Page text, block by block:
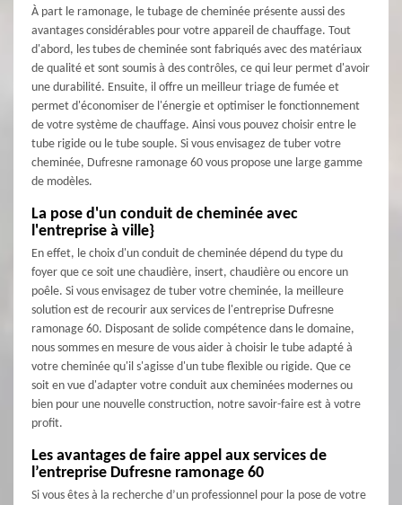
À part le ramonage, le tubage de cheminée présente aussi des
avantages considérables pour votre appareil de chauffage. Tout
d'abord, les tubes de cheminée sont fabriqués avec des matériaux
de qualité et sont soumis à des contrôles, ce qui leur permet d'avoir
une durabilité. Ensuite, il offre un meilleur triage de fumée et
permet d'économiser de l'énergie et optimiser le fonctionnement
de votre système de chauffage. Ainsi vous pouvez choisir entre le
tube rigide ou le tube souple. Si vous envisagez de tuber votre
cheminée, Dufresne ramonage 60 vous propose une large gamme
de modèles.
La pose d'un conduit de cheminée avec
l'entreprise à ville}
En effet, le choix d'un conduit de cheminée dépend du type du
foyer que ce soit une chaudière, insert, chaudière ou encore un
poêle. Si vous envisagez de tuber votre cheminée, la meilleure
solution est de recourir aux services de l'entreprise Dufresne
ramonage 60. Disposant de solide compétence dans le domaine,
nous sommes en mesure de vous aider à choisir le tube adapté à
votre cheminée qu'il s'agisse d'un tube flexible ou rigide. Que ce
soit en vue d'adapter votre conduit aux cheminées modernes ou
bien pour une nouvelle construction, notre savoir-faire est à votre
profit.
Les avantages de faire appel aux services de
l’entreprise Dufresne ramonage 60
Si vous êtes à la recherche d’un professionnel pour la pose de votre